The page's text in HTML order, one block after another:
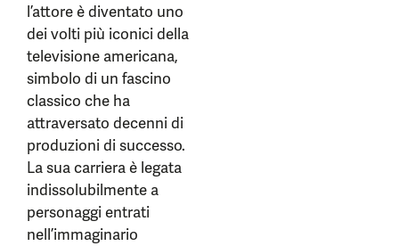
l’attore è diventato uno
dei volti più iconici della
televisione americana,
simbolo di un fascino
classico che ha
attraversato decenni di
produzioni di successo.
La sua carriera è legata
indissolubilmente a
personaggi entrati
nell’immaginario